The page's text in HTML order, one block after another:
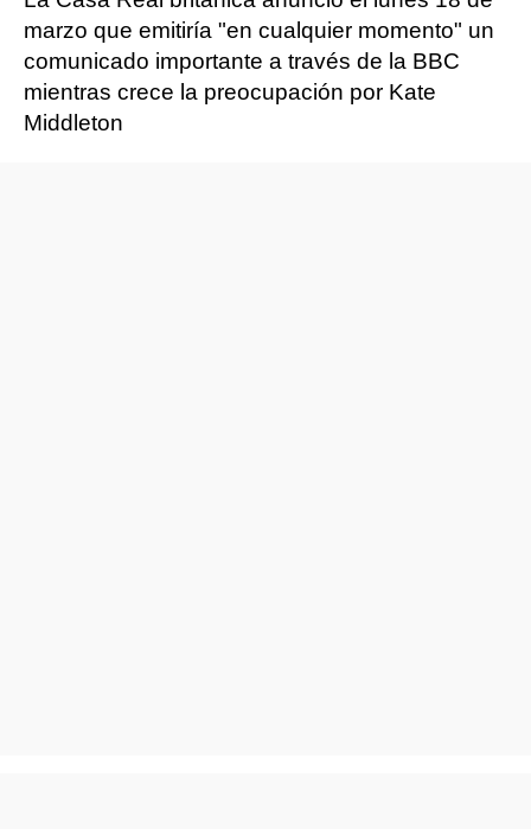
marzo que emitiría "en cualquier momento" un
comunicado importante a través de la BBC
mientras crece la preocupación por Kate
Middleton